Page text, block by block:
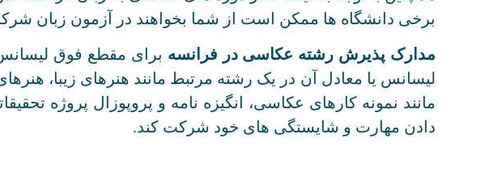
برخی دانشگاه ها ممکن است از شما بخواهند در آزمون زبان
مدارک پذیرش رشته عکاسی در فرانسه برای مقطع فوق
لیسانس یا معادل آن در یک رشته مرتبط مانند هنرهای زیبا،
مانند نمونه کارهای عکاسی، انگیزه نامه و پروپوزال پروژه
دادن مهارت و شایستگی های خود شرکت کند.